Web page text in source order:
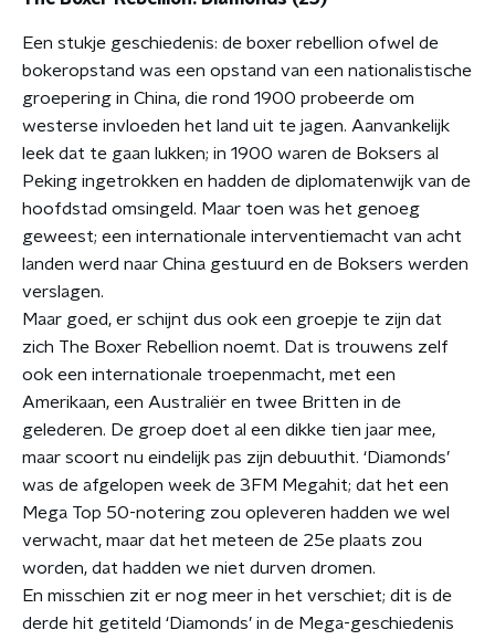
Een stukje geschiedenis: de boxer rebellion ofwel de
bokeropstand was een opstand van een nationalistische
groepering in China, die rond 1900 probeerde om
westerse invloeden het land uit te jagen. Aanvankelijk
leek dat te gaan lukken; in 1900 waren de Boksers al
Peking ingetrokken en hadden de diplomatenwijk van de
hoofdstad omsingeld. Maar toen was het genoeg
geweest; een internationale interventiemacht van acht
landen werd naar China gestuurd en de Boksers werden
verslagen.
Maar goed, er schijnt dus ook een groepje te zijn dat
zich The Boxer Rebellion noemt. Dat is trouwens zelf
ook een internationale troepenmacht, met een
Amerikaan, een Australiër en twee Britten in de
gelederen. De groep doet al een dikke tien jaar mee,
maar scoort nu eindelijk pas zijn debuuthit. ‘Diamonds’
was de afgelopen week de 3FM Megahit; dat het een
Mega Top 50-notering zou opleveren hadden we wel
verwacht, maar dat het meteen de 25e plaats zou
worden, dat hadden we niet durven dromen.
En misschien zit er nog meer in het verschiet; dit is de
derde hit getiteld ‘Diamonds’ in de Mega-geschiedenis